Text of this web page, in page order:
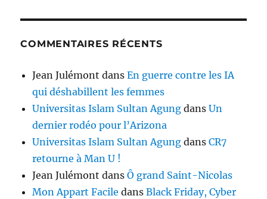
COMMENTAIRES RÉCENTS
Jean Julémont dansEn guerre contre les IA
qui déshabillent les femmes
Universitas Islam Sultan Agung dansUn
dernier rodéo pour l’Arizona
Universitas Islam Sultan Agung dansCR7
retourne à Man U !
Jean Julémont dansÔ grand Saint-Nicolas
Mon Appart Facile dansBlack Friday, Cyber